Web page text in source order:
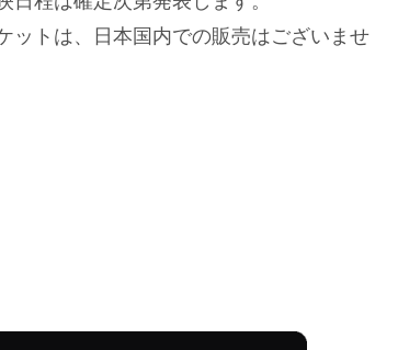
ットは、日本国内での販売はございませ